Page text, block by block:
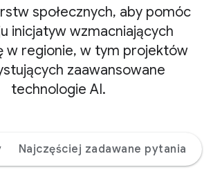
społecznych, aby pomóc
inicjatyw wzmacniających
w regionie, w tym projektów
zaawansowane
technologie AI.
Najczęściej zadawane pytania